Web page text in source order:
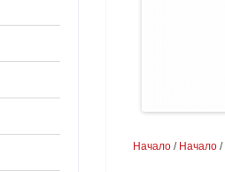
Начало/ Начало/